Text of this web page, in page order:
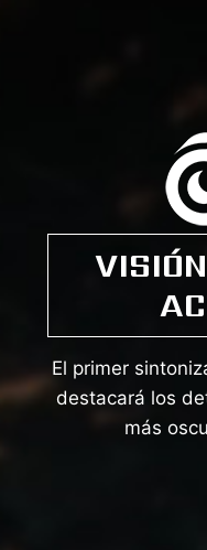
El primer
destacará los
más